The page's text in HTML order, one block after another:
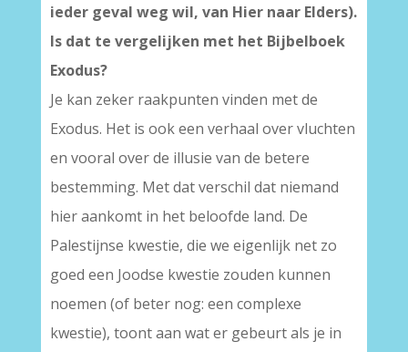
ieder geval weg wil, van Hier naar Elders).
Is dat te vergelijken met het Bijbelboek
Exodus?
Je kan zeker raakpunten vinden met de
Exodus. Het is ook een verhaal over vluchten
en vooral over de illusie van de betere
bestemming. Met dat verschil dat niemand
hier aankomt in het beloofde land. De
Palestijnse kwestie, die we eigenlijk net zo
goed een Joodse kwestie zouden kunnen
noemen (of beter nog: een complexe
kwestie), toont aan wat er gebeurt als je in